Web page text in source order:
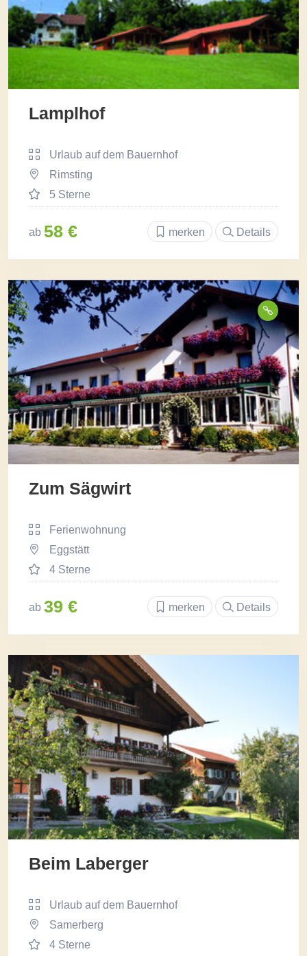
Lamplhof
Urlaub auf dem Bauernhof
Rimsting
5 Sterne
ab 58 € merken Details
Zum Sägwirt
Ferienwohnung
Eggstätt
4 Sterne
ab 39 € merken Details
Beim Laberger
Urlaub auf dem Bauernhof
Samerberg
4 Sterne